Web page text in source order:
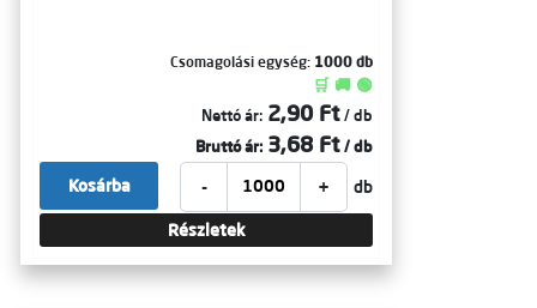
Csomagolási egység: 1000 db
🛒 🚚 🟢
Nettó ár: 2,90 Ft / db
Bruttó ár: 3,68 Ft / db
- + db
Kosárba
Részletek